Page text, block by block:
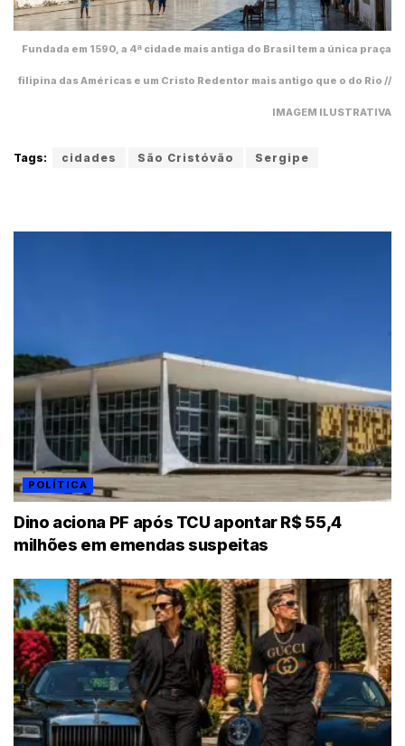
Fundada em 1590, a 4ª cidade mais antiga do Brasil tem a única praça
filipina das Américas e um Cristo Redentor mais antigo que o do Rio //
IMAGEM ILUSTRATIVA
Tags: cidades São Cristóvão Sergipe
POLÍTICA
Dino aciona PF após TCU apontar R$ 55,4
milhões em emendas suspeitas